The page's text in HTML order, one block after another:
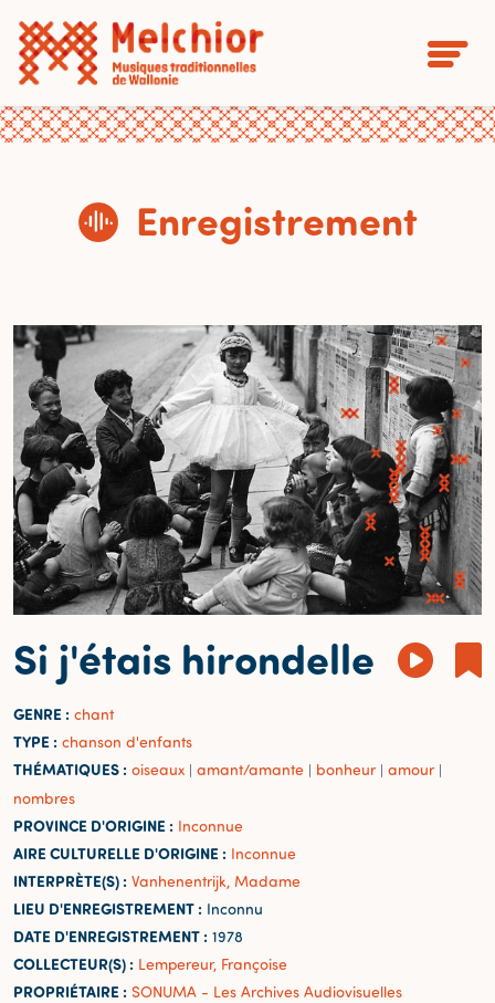
Enregistrement
Si j'étais hirondelle
GENRE : chant
TYPE : chanson d'enfants
THÉMATIQUES : oiseaux | amant/amante | bonheur | amour |
nombres
PROVINCE D'ORIGINE : Inconnue
AIRE CULTURELLE D'ORIGINE : Inconnue
INTERPRÈTE(S) : Vanhenentrijk, Madame
LIEU D'ENREGISTREMENT : Inconnu
DATE D'ENREGISTREMENT : 1978
COLLECTEUR(S) : Lempereur, Françoise
PROPRIÉTAIRE : SONUMA - Les Archives Audiovisuelles